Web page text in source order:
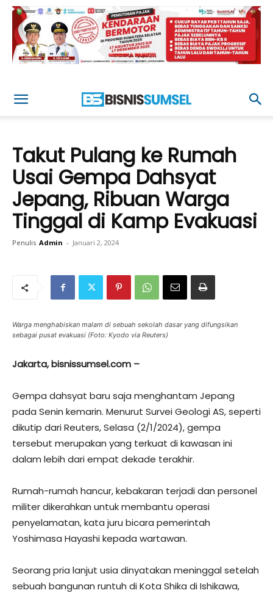
Takut Pulang ke Rumah
Usai Gempa Dahsyat
Jepang, Ribuan Warga
Tinggal di Kamp Evakuasi
Penulis Admin - Januari 2, 2024
Warga menghabiskan malam di sebuah sekolah dasar yang difungsikan
sebagai pusat evakuasi (Foto: Kyodo via Reuters)
Jakarta, bisnissumsel.com –
Gempa dahsyat baru saja menghantam Jepang
pada Senin kemarin. Menurut Survei Geologi AS, seperti
dikutip dari Reuters, Selasa (2/1/2024), gempa
tersebut merupakan yang terkuat di kawasan ini
dalam lebih dari empat dekade terakhir.
Rumah-rumah hancur, kebakaran terjadi dan personel
militer dikerahkan untuk membantu operasi
penyelamatan, kata juru bicara pemerintah
Yoshimasa Hayashi kepada wartawan.
Seorang pria lanjut usia dinyatakan meninggal setelah
sebuah bangunan runtuh di Kota Shika di Ishikawa,